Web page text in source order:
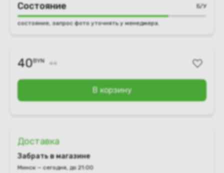
Состояние Б/У
состояние, запрос фото уточнять у менеджера.
40BYN 44
В корзину
Доставка
Забрать в магазине
Минск — сегодня, до 21:00